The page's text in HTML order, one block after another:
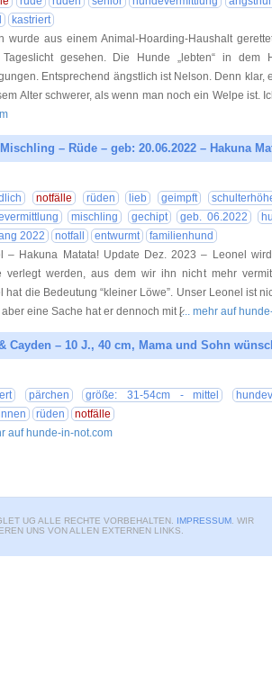
kastriert
wurde aus einem Animal-Hoarding-Haushalt
gesehen. Die Hunde „lebten“ in dem
Entsprechend ängstlich ist Nelson. Denn
Alter schwerer, als wenn man noch ein Welpe ist.
– Rüde – geb: 20.06.2022 – Hakuna
notfälle rüden lieb geimpft
mischling gechipt geb. 06.2022
2022
notfall entwurmt
familienhund
– Hakuna Matata! Update Dez. 2023 – Leonel
verlegt werden, aus dem wir ihn nicht mehr
hat die Bedeutung “kleiner Löwe”. Unser Leonel ist
aber eine Sache hat er dennoch mit [̷... mehr auf
Cayden – 10 J., 40 cm, Mama und Sohn
pärchen größe: 31-54cm - mittel
rüden
notfälle
auf hunde-in-not.com
UG ALLE RECHTE VORBEHALTEN. IMPRESSUM. WIR
UNS VON ALLEN EXTERNEN LINKS.